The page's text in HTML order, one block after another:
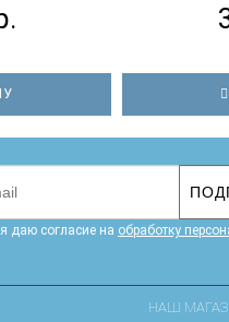
даю cогласие на обработку
НАШ